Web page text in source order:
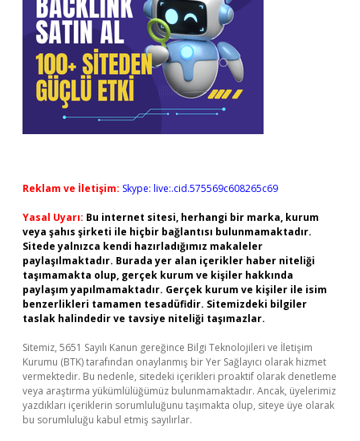
Reklam ve İletişim: Skype: live:.cid.575569c608265c69
Yasal Uyarı: Bu internet sitesi, herhangi bir marka, kurum
veya şahıs şirketi ile hiçbir bağlantısı bulunmamaktadır.
Sitede yalnızca kendi hazırladığımız makaleler
paylaşılmaktadır. Burada yer alan içerikler haber niteliği
taşımamakta olup, gerçek kurum ve kişiler hakkında
paylaşım yapılmamaktadır. Gerçek kurum ve kişiler ile isim
benzerlikleri tamamen tesadüfidir. Sitemizdeki bilgiler
taslak halindedir ve tavsiye niteliği taşımazlar.
Sitemiz, 5651 Sayılı Kanun gereğince Bilgi Teknolojileri ve İletişim
Kurumu (BTK) tarafından onaylanmış bir Yer Sağlayıcı olarak hizmet
vermektedir. Bu nedenle, sitedeki içerikleri proaktif olarak denetleme
veya araştırma yükümlülüğümüz bulunmamaktadır. Ancak, üyelerimiz
yazdıkları içeriklerin sorumluluğunu taşımakta olup, siteye üye olarak
bu sorumluluğu kabul etmiş sayılırlar.